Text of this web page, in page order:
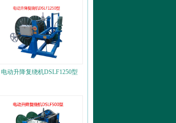
电动升降复绕机DSLF1250型